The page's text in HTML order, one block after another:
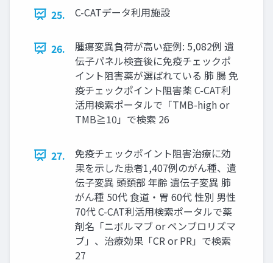
25. C-CATデータ利用施設
26.
腫瘍変異負荷が高い症例: 5,082例 遺
伝子パネル検査後に免疫チェックポ
イント阻害薬が選ばれている 肺 腸 免
疫チェックポイント阻害薬 C-CAT利
活用検索ポータルで「TMB-high or
TMB≧10」で検索 26
27.
免疫チェックポイント阻害治療に効
果を示した患者1,407例のがん種、遺
伝子変異 頭頚部 年齢 遺伝子変異 肺
がん種 50代 食道・胃 60代 性別 男性
70代 C-CAT利活用検索ポータルで薬
剤名「ニボルマブ or ペンブロリズマ
ブ」、治療効果「CR or PR」で検索
27